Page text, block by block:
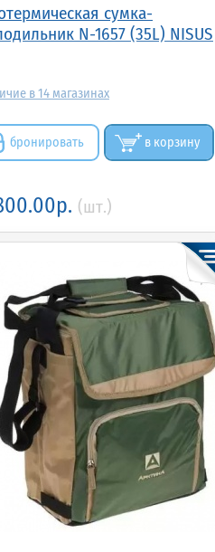
сумка-
N-1657 (35L) NISUS
14
бронировать в корзину
(шт.)